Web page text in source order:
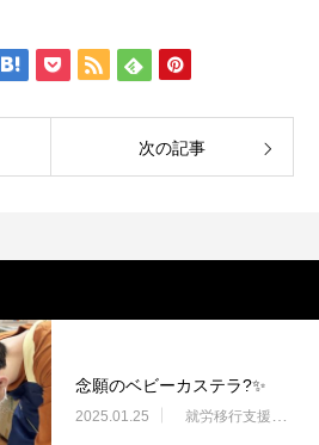
次の記事
念願のベビーカステラ?✨
2025.01.25 就労移行支援・ニコサービス城東センター